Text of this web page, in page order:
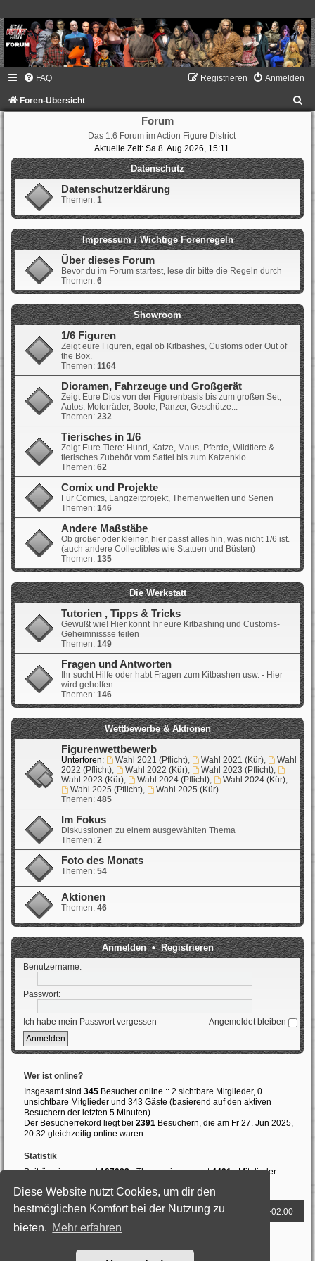
Diese Website nutzt Cookies, um dir den
bestmöglichen Komfort bei der Nutzung zu
bieten. Mehr erfahren
FAQ Anmelden
Registrieren
Foren-Übersicht
Forum
Das 1:6 Forum im Action Figure District
Aktuelle Zeit: Sa 8. Aug 2026, 15:11
Datenschutz
Datenschutzerklärung
Themen: 1
Impressum / Wichtige Forenregeln
Über dieses Forum
Bevor du im Forum startest, lese dir bitte die Regeln durch
Themen: 6
Showroom
1/6 Figuren
Zeigt eure Figuren, egal ob Kitbashes, Customs oder Out of
the Box.
Themen: 1164
Dioramen, Fahrzeuge und Großgerät
Zeigt Eure Dios von der Figurenbasis bis zum großen Set,
Autos, Motorräder, Boote, Panzer, Geschütze...
Themen: 232
Tierisches in 1/6
Zeigt Eure Tiere: Hund, Katze, Maus, Pferde, Wildtiere &
tierisches Zubehör vom Sattel bis zum Katzenklo
Themen: 62
Comix und Projekte
Für Comics, Langzeitprojekt, Themenwelten und Serien
Themen: 146
Andere Maßstäbe
Ob größer oder kleiner, hier passt alles hin, was nicht 1/6 ist.
(auch andere Collectibles wie Statuen und Büsten)
Themen: 135
Die Werkstatt
Tutorien , Tipps & Tricks
Gewußt wie! Hier könnt Ihr eure Kitbashing und Customs-
Geheimnissse teilen
Themen: 149
Fragen und Antworten
Ihr sucht Hilfe oder habt Fragen zum Kitbashen usw. - Hier
wird geholfen.
Themen: 146
Wettbewerbe & Aktionen
Figurenwettbewerb
Unterforen: Wahl 2021 (Pflicht), Wahl 2021 (Kür),
Wahl
2022 (Pflicht), Wahl 2022 (Kür), Wahl 2023 (Pflicht),
Wahl 2023 (Kür), Wahl 2024 (Pflicht), Wahl 2024 (Kür),
Wahl 2025 (Pflicht),
Wahl 2025 (Kür)
Themen: 485
Im Fokus
Diskussionen zu einem ausgewählten Thema
Themen: 2
Foto des Monats
Themen: 54
Aktionen
Themen: 46
Anmelden•Registrieren
Benutzername:
Passwort:
Ich habe mein Passwort vergessen Angemeldet bleiben
Wer ist online?
Insgesamt sind 345 Besucher online :: 2 sichtbare Mitglieder, 0
unsichtbare Mitglieder und 343 Gäste (basierend auf den aktiven
Besuchern der letzten 5 Minuten)
Der Besucherrekord liegt bei 2391 Besuchern, die am Fr 27. Jun 2025,
20:32 gleichzeitig online waren.
Statistik
Beiträge insgesamt107082• Themen insgesamt4491• Mitglieder
Foren-Übersicht Alle Zeiten sind UTC+02:00
Powered byphpBB® Forum Software © phpBB Limited